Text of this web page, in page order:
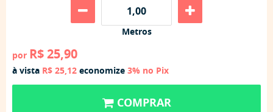
Metros
por R$ 25,90
à vista R$ 25,12 economize 3% no Pix
COMPRAR